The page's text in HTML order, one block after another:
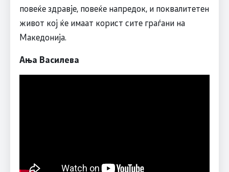
повеќе здравје, повеќе напредок, и поквалитетен
живот кој ќе имаат корист сите граѓани на
Македонија.
Ања Василева